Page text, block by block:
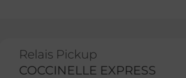
Relais Pickup
COCCINELLE EXPRESS